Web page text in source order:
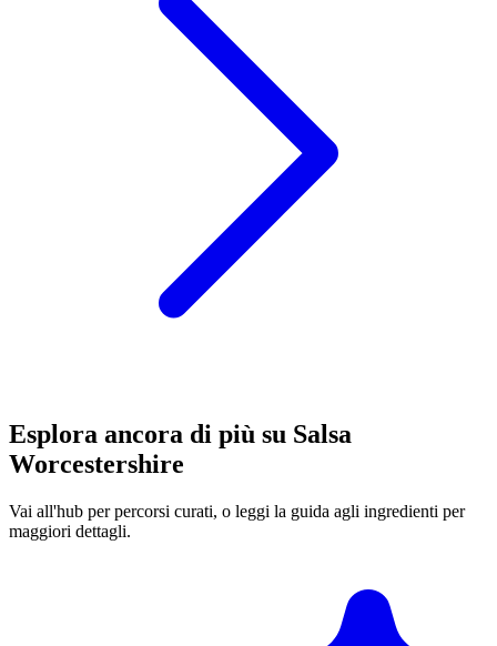
Esplora ancora di più su Salsa
Worcestershire
Vai all'hub per percorsi curati, o leggi la guida agli ingredienti per
maggiori dettagli.